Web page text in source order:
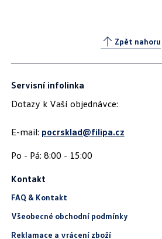
Zpět nahoru
Servisní infolinka
Dotazy k Vaší objednávce:
E-mail: pocrsklad@filipa.cz
Kontakt
FAQ & Kontakt
Všeobecné obchodní podmínky
Reklamace a vrácení zboží